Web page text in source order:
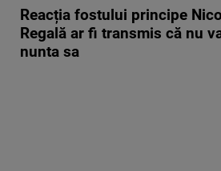
Reacția fostului principe
Regală ar fi transmis că nu
nunta sa